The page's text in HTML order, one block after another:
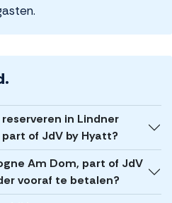
in Lindner
of JdV by Hyatt?
Am Dom, part of JdV
vooraf te betalen?